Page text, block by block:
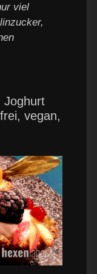
viel
Joghurt
vegan,